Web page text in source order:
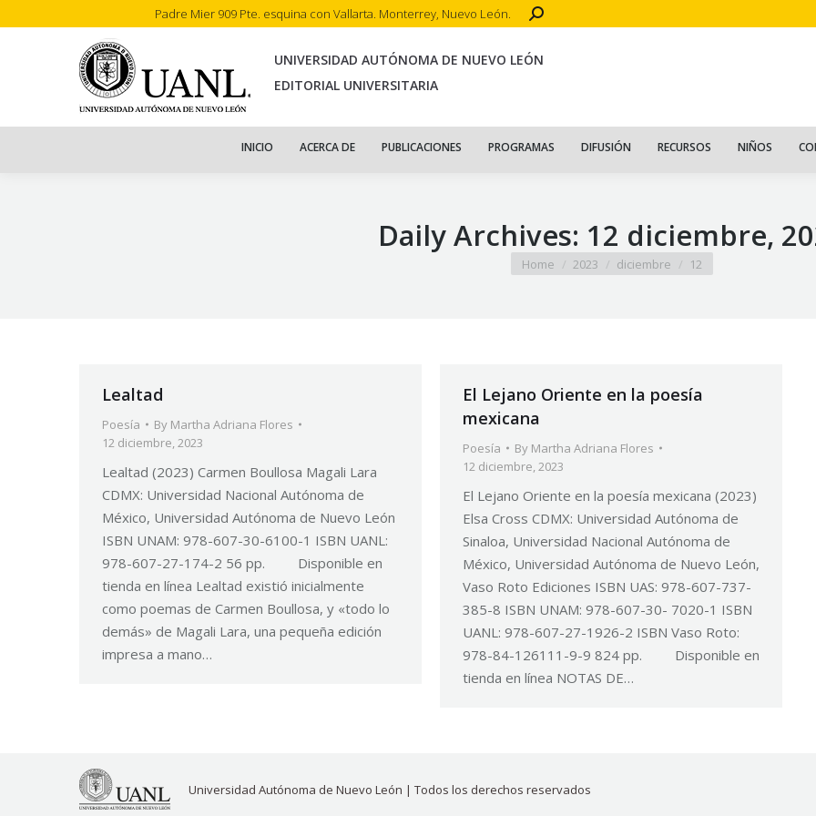
Padre Mier 909 Pte. esquina con Vallarta. Monterrey, Nuevo León. Search:
UNIVERSIDAD AUTÓNOMA DE NUEVO LEÓN
EDITORIAL UNIVERSITARIA
INICIO ACERCA DE PUBLICACIONES PROGRAMAS DIFUSIÓN RECURSOS NIÑOS
Daily Archives: 12 diciembre,
You are here:
Home 2023 diciembre 12
Lealtad
Poesía By Martha Adriana Flores
12 diciembre, 2023
Lealtad (2023) Carmen Boullosa Magali Lara
CDMX: Universidad Nacional Autónoma de
México, Universidad Autónoma de Nuevo León
ISBN UNAM: 978-607-30-6100-1 ISBN UANL:
978-607-27-174-2 56 pp. Disponible en
tienda en línea Lealtad existió inicialmente
como poemas de Carmen Boullosa, y «todo lo
demás» de Magali Lara, una pequeña edición
impresa a mano…
El Lejano Oriente en la poesía
mexicana
Poesía By Martha Adriana Flores
12 diciembre, 2023
El Lejano Oriente en la poesía mexicana (2023)
Elsa Cross CDMX: Universidad Autónoma de
Sinaloa, Universidad Nacional Autónoma de
México, Universidad Autónoma de Nuevo León,
Vaso Roto Ediciones ISBN UAS: 978-607-737-
385-8 ISBN UNAM: 978-607-30- 7020-1 ISBN
UANL: 978-607-27-1926-2 ISBN Vaso Roto:
978-84-126111-9-9 824 pp. Disponible en
tienda en línea NOTAS DE…
Universidad Autónoma de Nuevo León | Todos los derechos reservados
INICIO ACERCA DE PUBLICACIONES PROGRAMAS DIFUSIÓN